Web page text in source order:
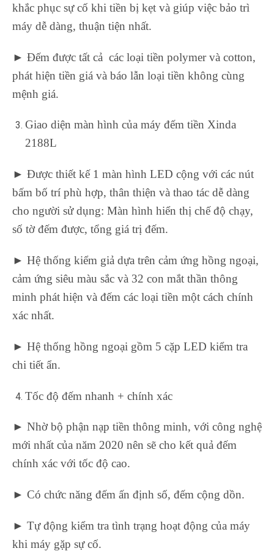
khắc phục sự cố khi tiền bị kẹt và giúp việc bảo trì
máy dễ dàng, thuận tiện nhất.
► Đếm được tất cả các loại tiền polymer và cotton,
phát hiện tiền giá và báo lẫn loại tiền không cùng
mệnh giá.
Giao diện màn hình của máy đếm tiền Xinda
2188L
► Được thiết kế 1 màn hình LED cộng với các nút
bấm bố trí phù hợp, thân thiện và thao tác dễ dàng
cho người sử dụng: Màn hình hiển thị chế độ chạy,
số tờ đếm được, tổng giá trị đếm.
► Hệ thống kiểm giả dựa trên cảm ứng hồng ngoại,
cảm ứng siêu màu sắc và 32 con mắt thần thông
minh phát hiện và đếm các loại tiền một cách chính
xác nhất.
► Hệ thống hồng ngoại gồm 5 cặp LED kiểm tra
chi tiết ẩn.
Tốc độ đếm nhanh + chính xác
► Nhờ bộ phận nạp tiền thông minh, với công nghệ
mới nhất của năm 2020 nên sẽ cho kết quả đếm
chính xác với tốc độ cao.
► Có chức năng đếm ấn định số, đếm cộng dồn.
► Tự động kiểm tra tình trạng hoạt động của máy
khi máy gặp sự cố.